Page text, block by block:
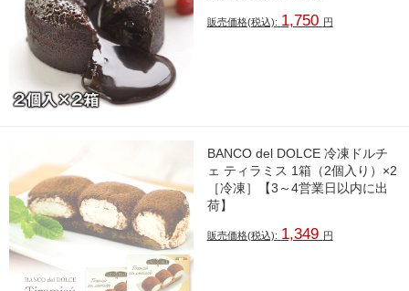
販売価格(税込): 1,750 円
BANCO del DOLCE 冷凍ドルチ
ェ ティラミス 1箱（2個入り）×2
［冷凍］【3～4営業日以内に出
荷】
販売価格(税込): 1,349 円